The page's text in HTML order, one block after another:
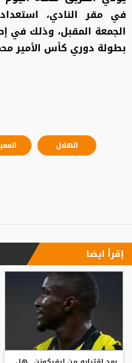
في مقر النادي،
بطولة دوري كأس الأمير
الهلال
إقرأ ايضا